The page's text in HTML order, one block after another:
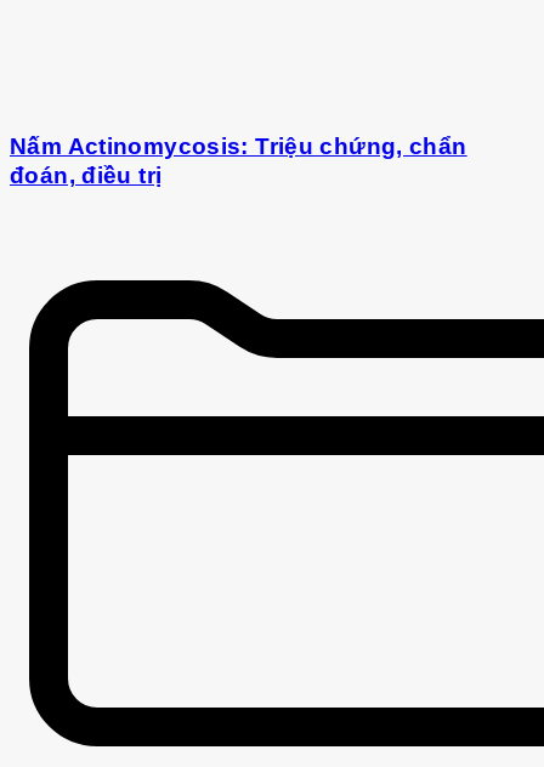
Nấm Actinomycosis: Triệu chứng, chẩn
đoán, điều trị